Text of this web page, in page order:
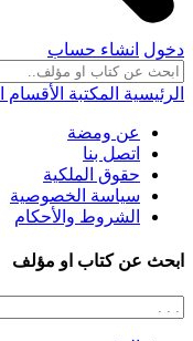
دخول انشاء حساب
الرئيسية المكتبة الأقسام
عن ومضة
اتصل بنا
حقوق الملكية
سياسة الخصوصية
الشروط والأحكام
ابحث عن كتاب او مؤلف